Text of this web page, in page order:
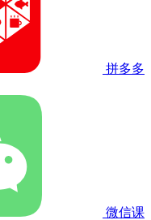
拼多多
微信课